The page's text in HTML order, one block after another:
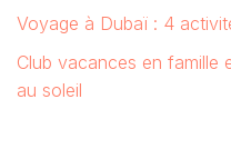
Voyage à Dubaï : 4
Club vacances en famille
au soleil